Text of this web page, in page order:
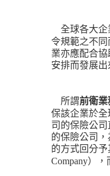
全球各大
令規範之不
業亦應配合
安排而發展出
所謂前衛業
保該企業於
司的保險公
的保險公司
的方式回分
Company），